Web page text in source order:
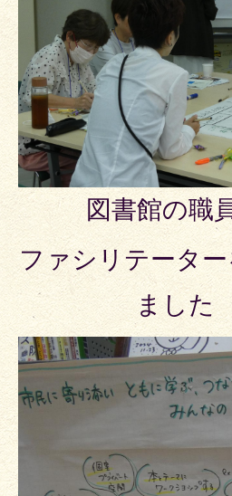
図書館の職
ファシリテータ
ました